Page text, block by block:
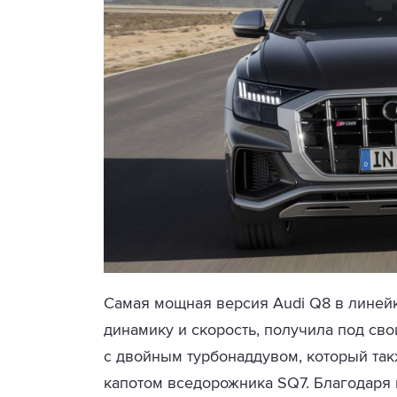
Самая мощная версия Audi Q8 в
динамику и скорость, получила под
с двойным турбонаддувом, который
капотом вседорожника SQ7.